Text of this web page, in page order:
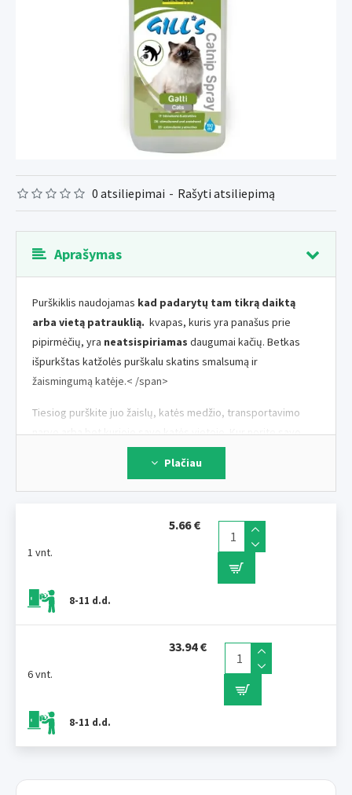
0 atsiliepimai - Rašyti atsiliepimą
1 vnt.
8-11 d.d.
5.66 €
6 vnt.
8-11 d.d.
33.94 €
Aprašymas
Purškiklis naudojamas kad padarytų tam tikrą daiktą
arba vietą patrauklią. kvapas, kuris yra panašus prie
pipirmėčių, yra neatsispiriamas daugumai kačių. Betkas
išpurkštas katžolės purškalu skatins smalsumą ir
žaismingumą katėje.< /span>
Tiesiog purškite juo žaislų, katės medžio, transportavimo
narve arba bet kurioje savo katės vietoje. Kur norite savo
katė žaisti ir jausti patogiai ir atsipalaidavęs.
Naudojimo instrukcijos:Purškimas ant žaislų ir kitų
visos vietos kur norite savo gyvūnui jaustis namuose.
Plačiau